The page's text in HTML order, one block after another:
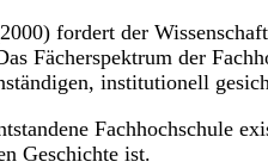
fordert der
Fächerspektrum der
institutionell
Fachhochschule
Geschichte ist.